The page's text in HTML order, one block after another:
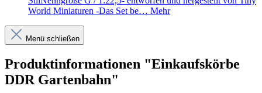
World Miniaturen -Das Set be… Mehr
Menü schließen
Produktinformationen "Einkaufskörbe
DDR Gartenbahn"